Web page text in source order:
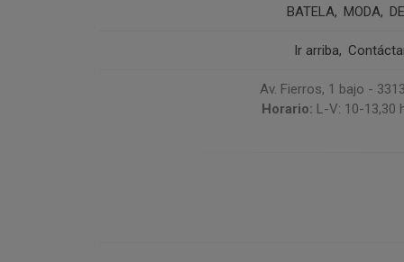
BATELA MODA
Ir arriba
Av. Fierros, 1 bajo -
Horario: L-V: 10-13,30